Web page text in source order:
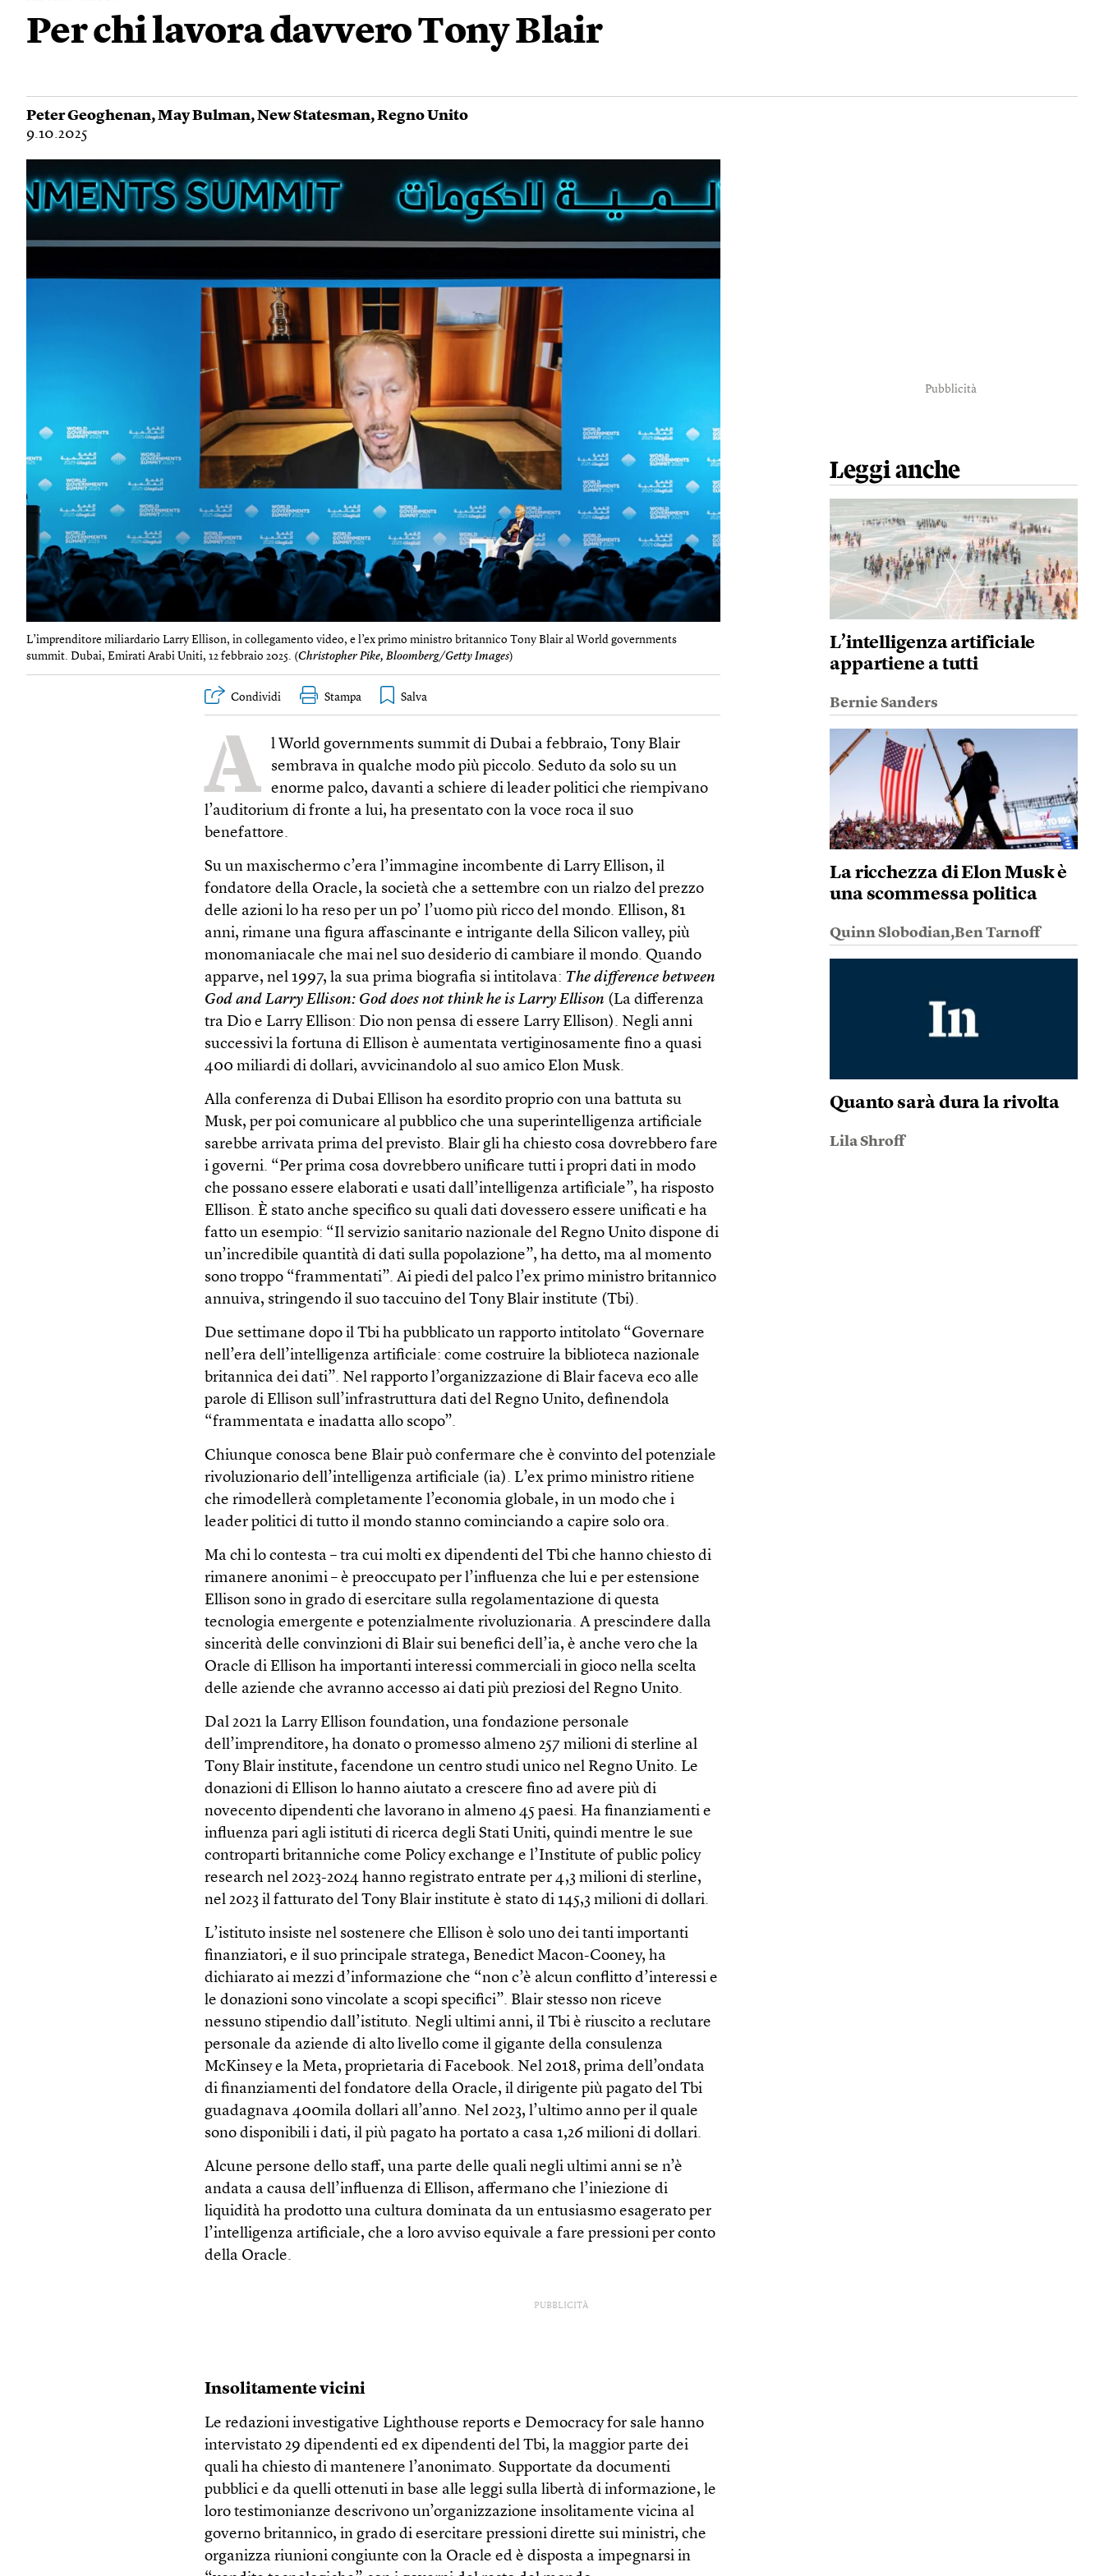
Per chi lavora davvero Tony Blair
Peter Geoghenan,May Bulman,New Statesman,Regno Unito
9.10.2025
L’imprenditore miliardario Larry Ellison, in collegamento video, e l’ex primo ministro britannico Tony Blair al World governments
summit. Dubai, Emirati Arabi Uniti, 12 febbraio 2025. (Christopher Pike, Bloomberg/Getty Images)
Condividi Stampa
A
l World governments summit di Dubai a febbraio, Tony Blair
sembrava in qualche modo più piccolo. Seduto da solo su un
enorme palco, davanti a schiere di leader politici che riempivano
l’auditorium di fronte a lui, ha presentato con la voce roca il suo
benefattore.
Su un maxischermo c’era l’immagine incombente di Larry Ellison, il
fondatore della Oracle, la società che a settembre con un rialzo del prezzo
delle azioni lo ha reso per un po’ l’uomo più ricco del mondo. Ellison, 81
anni, rimane una figura affascinante e intrigante della Silicon valley, più
monomaniacale che mai nel suo desiderio di cambiare il mondo. Quando
apparve, nel 1997, la sua prima biografia si intitolava: The difference between
God and Larry Ellison: God does not think he is Larry Ellison (La differenza
tra Dio e Larry Ellison: Dio non pensa di essere Larry Ellison). Negli anni
successivi la fortuna di Ellison è aumentata vertiginosamente fino a quasi
400 miliardi di dollari, avvicinandolo al suo amico Elon Musk.
Alla conferenza di Dubai Ellison ha esordito proprio con una battuta su
Musk, per poi comunicare al pubblico che una superintelligenza artificiale
sarebbe arrivata prima del previsto. Blair gli ha chiesto cosa dovrebbero fare
i governi. “Per prima cosa dovrebbero unificare tutti i propri dati in modo
che possano essere elaborati e usati dall’intelligenza artificiale”, ha risposto
Ellison. È stato anche specifico su quali dati dovessero essere unificati e ha
fatto un esempio: “Il servizio sanitario nazionale del Regno Unito dispone di
un’incredibile quantità di dati sulla popolazione”, ha detto, ma al momento
sono troppo “frammentati”. Ai piedi del palco l’ex primo ministro britannico
annuiva, stringendo il suo taccuino del Tony Blair institute (Tbi).
Due settimane dopo il Tbi ha pubblicato un rapporto intitolato “Governare
nell’era dell’intelligenza artificiale: come costruire la biblioteca nazionale
britannica dei dati”. Nel rapporto l’organizzazione di Blair faceva eco alle
parole di Ellison sull’infrastruttura dati del Regno Unito, definendola
“frammentata e inadatta allo scopo”.
Chiunque conosca bene Blair può confermare che è convinto del potenziale
rivoluzionario dell’intelligenza artificiale (ia). L’ex primo ministro ritiene
che rimodellerà completamente l’economia globale, in un modo che i
leader politici di tutto il mondo stanno cominciando a capire solo ora.
Ma chi lo contesta – tra cui molti ex dipendenti del Tbi che hanno chiesto di
rimanere anonimi – è preoccupato per l’influenza che lui e per estensione
Ellison sono in grado di esercitare sulla regolamentazione di questa
tecnologia emergente e potenzialmente rivoluzionaria. A prescindere dalla
sincerità delle convinzioni di Blair sui benefici dell’ia, è anche vero che la
Oracle di Ellison ha importanti interessi commerciali in gioco nella scelta
delle aziende che avranno accesso ai dati più preziosi del Regno Unito.
Dal 2021 la Larry Ellison foundation, una fondazione personale
dell’imprenditore, ha donato o promesso almeno 257 milioni di sterline al
Tony Blair institute, facendone un centro studi unico nel Regno Unito. Le
donazioni di Ellison lo hanno aiutato a crescere fino ad avere più di
novecento dipendenti che lavorano in almeno 45 paesi. Ha finanziamenti e
influenza pari agli istituti di ricerca degli Stati Uniti, quindi mentre le sue
controparti britanniche come Policy exchange e l’Institute of public policy
research nel 2023-2024 hanno registrato entrate per 4,3 milioni di sterline,
nel 2023 il fatturato del Tony Blair institute è stato di 145,3 milioni di dollari.
L’istituto insiste nel sostenere che Ellison è solo uno dei tanti importanti
finanziatori, e il suo principale stratega, Benedict Macon-Cooney, ha
dichiarato ai mezzi d’informazione che “non c’è alcun conflitto d’interessi e
le donazioni sono vincolate a scopi specifici”. Blair stesso non riceve
nessuno stipendio dall’istituto. Negli ultimi anni, il Tbi è riuscito a reclutare
personale da aziende di alto livello come il gigante della consulenza
McKinsey e la Meta, proprietaria di Facebook. Nel 2018, prima dell’ondata
di finanziamenti del fondatore della Oracle, il dirigente più pagato del Tbi
guadagnava 400mila dollari all’anno. Nel 2023, l’ultimo anno per il quale
sono disponibili i dati, il più pagato ha portato a casa 1,26 milioni di dollari.
Alcune persone dello staff, una parte delle quali negli ultimi anni se n’è
andata a causa dell’influenza di Ellison, affermano che l’iniezione di
liquidità ha prodotto una cultura dominata da un entusiasmo esagerato per
l’intelligenza artificiale, che a loro avviso equivale a fare pressioni per conto
della Oracle.
PUBBLICITÀ
Insolitamente vicini
Le redazioni investigative Lighthouse reports e Democracy for sale hanno
intervistato 29 dipendenti ed ex dipendenti del Tbi, la maggior parte dei
quali ha chiesto di mantenere l’anonimato. Supportate da documenti
pubblici e da quelli ottenuti in base alle leggi sulla libertà di informazione, le
loro testimonianze descrivono un’organizzazione insolitamente vicina al
governo britannico, in grado di esercitare pressioni dirette sui ministri, che
organizza riunioni congiunte con la Oracle ed è disposta a impegnarsi in
Pubblicità
Leggi anche
L’intelligenza artificiale
appartiene a tutti
Bernie Sanders
La ricchezza di Elon Musk è
una scommessa politica
Quinn Slobodian,Ben Tarnoff
Quanto sarà dura la rivolta
Lila Shroff